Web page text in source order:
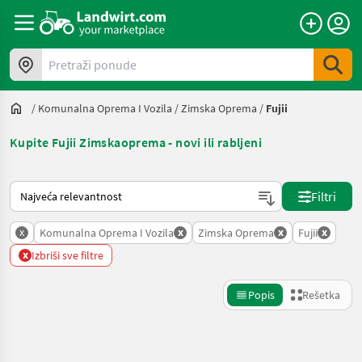
Pretraži ponude
/ Komunalna Oprema I Vozila /Zimska Oprema / Fujii
Kupite Fujii Zimskaoprema - novi ili rabljeni
Tako se sortira na Landwirt.com
Filtri
x Komunalna Oprema I Vozila x Zimska Oprema x Fujii x
x Izbriši sve filtre
Popis Rešetka